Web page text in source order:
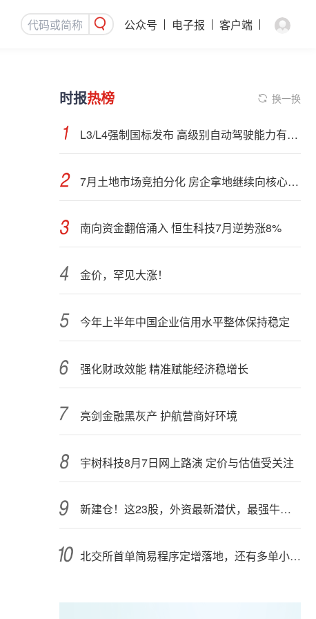
公众号 电子报 客户端
时报热榜 换一换
L3/L4强制国标发布 高级别自动驾驶能力有望看齐“老司机”
7月土地市场竞拍分化 房企拿地继续向核心城市聚集
南向资金翻倍涌入 恒生科技7月逆势涨8%
金价，罕见大涨！
今年上半年中国企业信用水平整体保持稳定
强化财政效能 精准赋能经济稳增长
亮剑金融黑灰产 护航营商好环境
宇树科技8月7日网上路演 定价与估值受关注
新建仓！这23股，外资最新潜伏，最强牛股在列
北交所首单简易程序定增落地，还有多单小额快速融资推进中